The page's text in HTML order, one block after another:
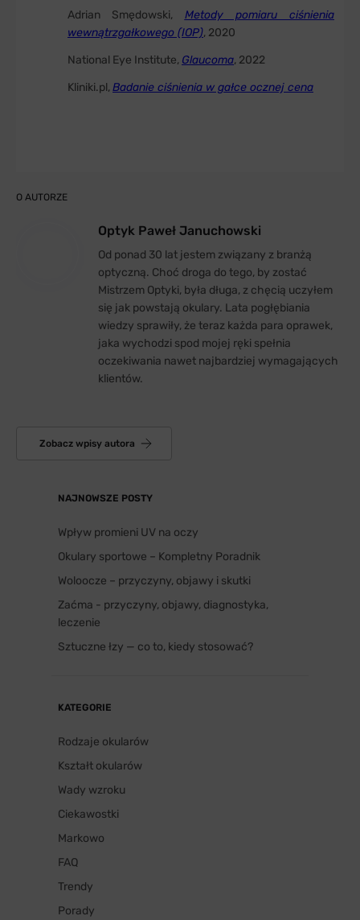
NAJNOWSZE POSTY
Wpływ promieni UV na oczy
Okulary sportowe – Kompletny Poradnik
Woloocze – przyczyny, objawy i skutki
Zaćma - przyczyny, objawy, diagnostyka,
leczenie
Sztuczne łzy — co to, kiedy stosować?
KATEGORIE
Rodzaje okularów
Kształt okularów
Wady wzroku
Ciekawostki
Markowo
FAQ
Trendy
Porady
Adrian Smędowski, Metody pomiaru ciśnienia
wewnątrzgałkowego (IOP), 2020
National Eye Institute, Glaucoma, 2022
Kliniki.pl, Badanie ciśnienia w gałce ocznej cena
O AUTORZE
Optyk Paweł Januchowski
Od ponad 30 lat jestem związany z branżą
optyczną. Choć droga do tego, by zostać
Mistrzem Optyki, była długa, z chęcią uczyłem
się jak powstają okulary. Lata pogłębiania
wiedzy sprawiły, że teraz każda para oprawek,
jaka wychodzi spod mojej ręki spełnia
oczekiwania nawet najbardziej wymagających
klientów.
Zobacz wpisy autora